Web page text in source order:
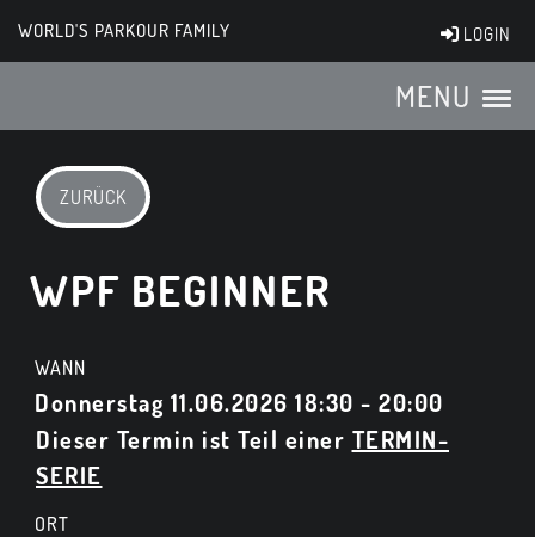
WORLD'S PARKOUR FAMILY LOGIN
MENU
ZURÜCK
WPF BEGINNER
WANN
Donnerstag 11.06.2026 18:30 - 20:00
Dieser Termin ist Teil einer TERMIN-
SERIE
ORT